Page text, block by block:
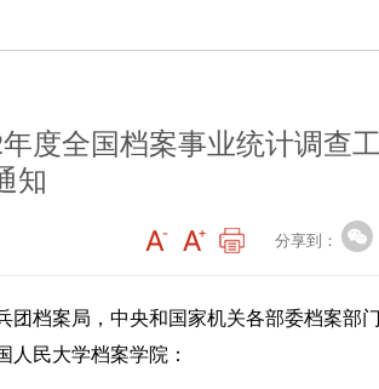
度全国档案事业统计调查
知
分享到：
档案局，中央和国家机关各部委档案部
人民大学档案学院：